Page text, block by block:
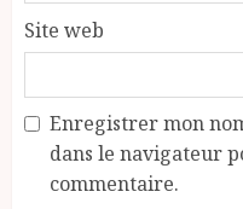
Site web
Enregistrer mon
dans le navigateur
commentaire.